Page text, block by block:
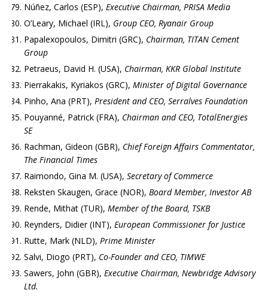
Núñez, Carlos (ESP), Executive Chairman, PRISA Media
O’Leary, Michael (IRL), Group CEO, Ryanair Group
Papalexopoulos, Dimitri (GRC), Chairman, TITAN Cement
Group
Petraeus, David H. (USA), Chairman, KKR Global Institute
Pierrakakis, Kyriakos (GRC), Minister of Digital Governance
Pinho, Ana (PRT), President and CEO, Serralves Foundation
Pouyanné, Patrick (FRA), Chairman and CEO, TotalEnergies
SE
Rachman, Gideon (GBR), Chief Foreign Affairs Commentator,
The Financial Times
Raimondo, Gina M. (USA), Secretary of Commerce
Reksten Skaugen, Grace (NOR), Board Member, Investor AB
Rende, Mithat (TUR), Member of the Board, TSKB
Reynders, Didier (INT), European Commissioner for Justice
Rutte, Mark (NLD), Prime Minister
Salvi, Diogo (PRT), Co-Founder and CEO, TIMWE
Sawers, John (GBR), Executive Chairman, Newbridge Advisory
Ltd.